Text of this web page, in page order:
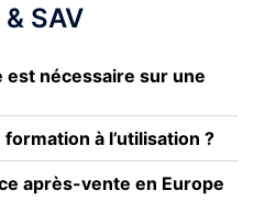
SAV
est nécessaire sur une
à l’utilisation ?
après-vente en Europe